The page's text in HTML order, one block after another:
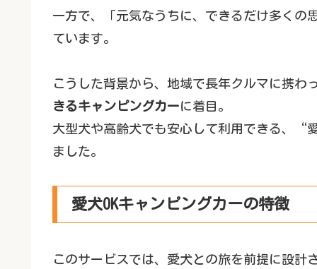
一方で、「元気なうちに、できるだけ多くの
ています。
こうした背景から、地域で長年クルマに携わ
きるキャンピングカーに着目。
大型犬や高齢犬でも安心して利用できる、“
ました。
愛犬OKキャンピングカーの特徴
このサービスでは、愛犬との旅を前提に設計